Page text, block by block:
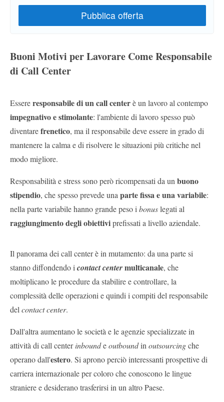
Buoni Motivi per Lavorare Come Responsabile
di Call Center
Essereresponsabile di un call centerè un lavoro al contempo
impegnativo e stimolante: l'ambiente di lavoro spesso può
diventarefrenetico, ma il responsabile deve essere in grado di
mantenere la calma e di risolvere le situazioni più critiche nel
modo migliore.
Responsabilità e stress sono però ricompensati da un buono
stipendio, che spesso prevede una parte fissa e una variabile:
nella parte variabile hanno grande peso i bonuslegati al
raggiungimento degli obiettiviprefissati a livello aziendale.
Il panorama dei call center è in mutamento: da una parte si
stanno diffondendo i contact centermulticanale, che
moltiplicano le procedure da stabilire e controllare, la
complessità delle operazioni e quindi i compiti del responsabile
del contact center.
Dall'altra aumentano le società e le agenzie specializzate in
attività di call centerinboundeoutboundin outsourcingche
operano dall'estero. Si aprono perciò interessanti prospettive di
carriera internazionale per coloro che conoscono le lingue
straniere e desiderano trasferirsi in un altro Paese.